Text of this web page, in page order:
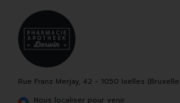
Rue Franz Merjay, 42 - 1050 Ixelles
Nous localiser pour venir